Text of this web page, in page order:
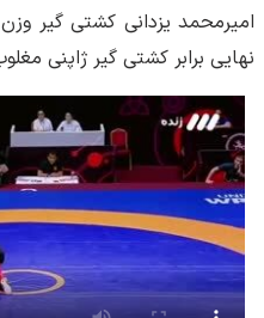
نهایی برابر کشتی گیر ژاپنی